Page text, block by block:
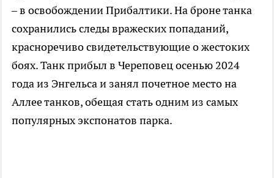
– в освобождении Прибалтики. На броне танка
сохранились следы вражеских попаданий,
красноречиво свидетельствующие о жестоких
боях. Танк прибыл в Череповец осенью 2024
года из Энгельса и занял почетное место на
Аллее танков, обещая стать одним из самых
популярных экспонатов парка.